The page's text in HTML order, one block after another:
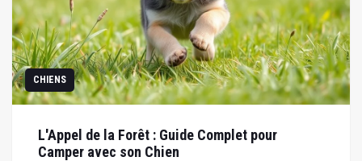
CHIENS
L'Appel de la Forêt : Guide Complet pour
Camper avec son Chien